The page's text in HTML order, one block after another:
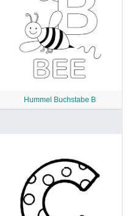
Hummel Buchstabe B